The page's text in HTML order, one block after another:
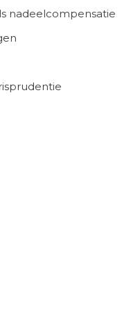
nadeelcompensatie